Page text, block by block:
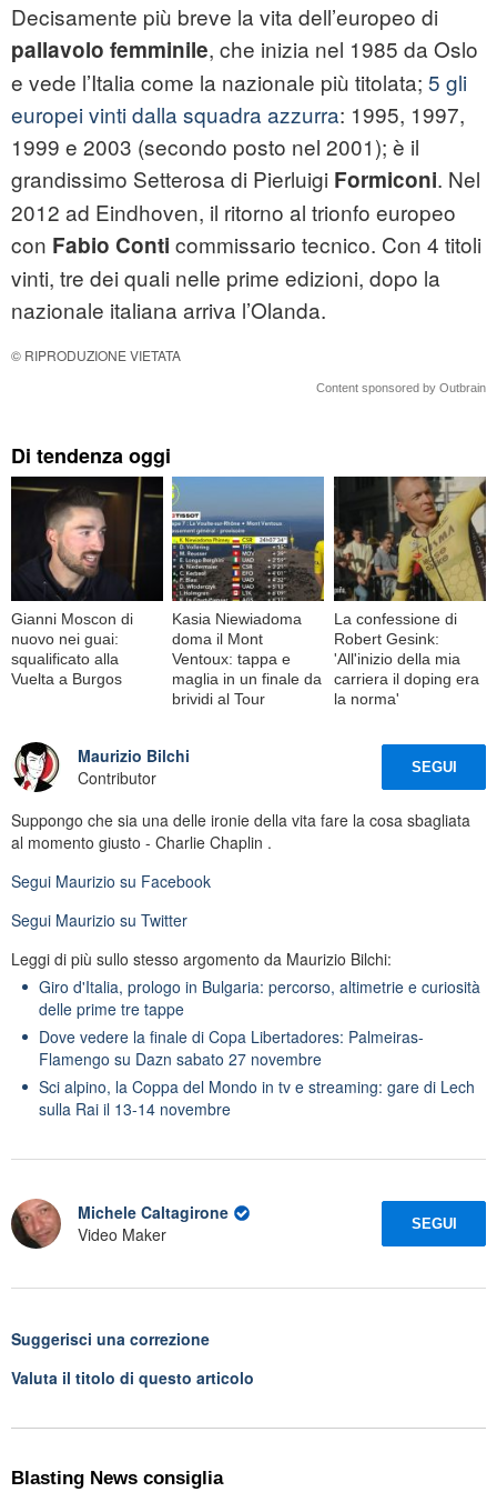
Decisamente più breve la vita dell’europeo di
pallavolo femminile, che inizia nel 1985 da Oslo
e vede l’Italia come la nazionale più titolata; 5 gli
europei vinti dalla squadra azzurra: 1995, 1997,
1999 e 2003 (secondo posto nel 2001); è il
grandissimo Setterosa di Pierluigi Formiconi. Nel
2012 ad Eindhoven, il ritorno al trionfo europeo
con Fabio Conti commissario tecnico. Con 4 titoli
vinti, tre dei quali nelle prime edizioni, dopo la
nazionale italiana arriva l’Olanda.
© RIPRODUZIONE VIETATA
Content sponsored by Outbrain
Di tendenza oggi
Gianni Moscon di
nuovo nei guai:
squalificato alla
Vuelta a Burgos
Kasia Niewiadoma
doma il Mont
Ventoux: tappa e
maglia in un finale da
brividi al Tour
La confessione di
Robert Gesink:
'All'inizio della mia
carriera il doping era
la norma'
Maurizio Bilchi
Contributor
SEGUI
Suppongo che sia una delle ironie della vita fare la cosa sbagliata
al momento giusto - Charlie Chaplin .
Segui Maurizio su Facebook
Segui Maurizio su Twitter
Leggi di più sullo stesso argomento da Maurizio Bilchi:
Giro d'Italia, prologo in Bulgaria: percorso, altimetrie e curiosità
delle prime tre tappe
Dove vedere la finale di Copa Libertadores: Palmeiras-
Flamengo su Dazn sabato 27 novembre
Sci alpino, la Coppa del Mondo in tv e streaming: gare di Lech
sulla Rai il 13-14 novembre
Michele Caltagirone
Video Maker
SEGUI
Suggerisci una correzione
Valuta il titolo di questo articolo
Blasting News consiglia